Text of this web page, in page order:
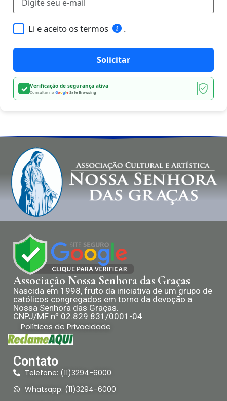
Li e aceito os termos .
Solicitar
✓ Verificação de segurança ativa
Consultar no Google Safe Browsing
Associação Nossa Senhora das Graças
Nascida em 1998, fruto da iniciativa de um grupo de
católicos congregados em torno da devoção a
Nossa Senhora das Graças.
CNPJ/MF nº 02.829.831/0001-04
Políticas de Privacidade
Contato
Telefone: (11)3294-6000
Whatsapp: (11)3294-6000